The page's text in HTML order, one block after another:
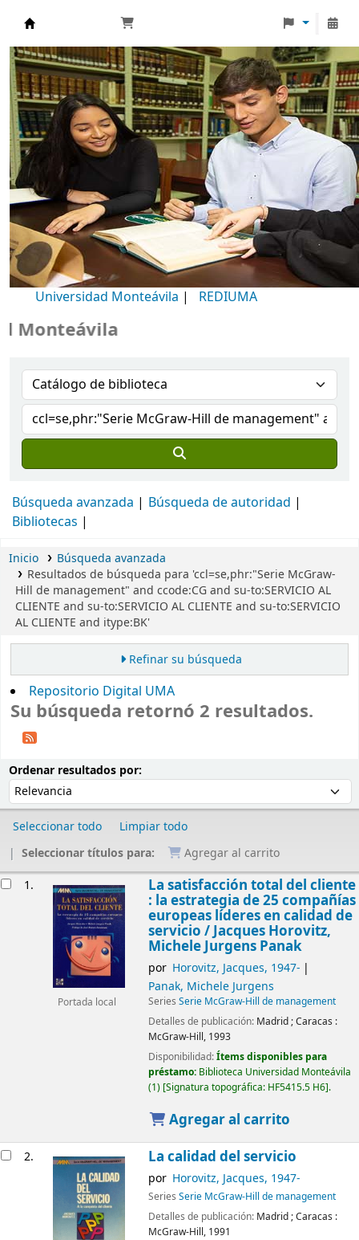
Biblioteca Universidad Monteávila
Universidad Monteávila | REDIUMA
Búsqueda avanzada
Búsqueda de autoridad
Bibliotecas
Inicio
Búsqueda avanzada
Resultados de búsqueda para 'ccl=se,phr:"Serie McGraw-
Hill de management" and ccode:CG and su-to:SERVICIO AL
CLIENTE and su-to:SERVICIO AL CLIENTE and su-to:SERVICIO
AL CLIENTE and itype:BK'
Refinar su búsqueda
Repositorio Digital UMA
Su búsqueda retornó 2 resultados.
Ordenar resultados por:
Seleccionar todo
Limpiar todo
Seleccionar títulos para:
Agregar al carrito
1.
Portada local
La satisfacción total del cliente
: la estrategia de 25 compañías
europeas líderes en calidad de
servicio /Jacques Horovitz,
Michele Jurgens Panak
por Horovitz, Jacques, 1947-
Panak, Michele Jurgens
Series Serie McGraw-Hill de management
Detalles de publicación: Madrid ; Caracas :
McGraw-Hill, 1993
Disponibilidad:Ítems disponibles para
préstamo: Biblioteca Universidad Monteávila
(1) Signatura topográfica: HF5415.5 H6 .
Agregar al carrito
2. La calidad del servicio
por Horovitz, Jacques, 1947-
Series Serie McGraw-Hill de management
Detalles de publicación: Madrid ; Caracas :
McGraw-Hill, 1991